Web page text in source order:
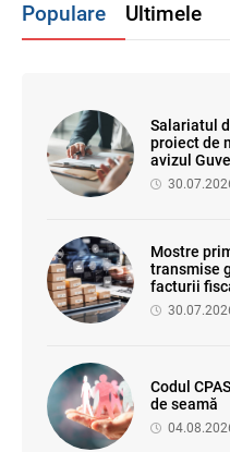
Populare Ultimele
Salariatul
proiect de
avizul
Mostre
transmise
facturii
Codul
de seamă